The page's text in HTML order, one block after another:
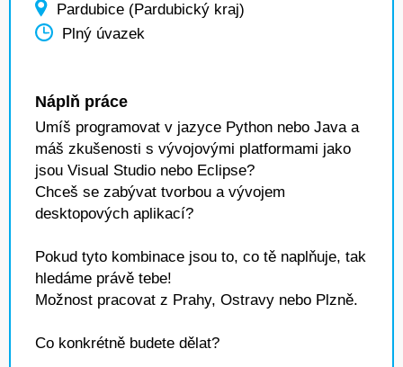
Pardubice (Pardubický kraj)
Plný úvazek
Náplň práce
Umíš programovat v jazyce Python nebo Java a
máš zkušenosti s vývojovými platformami jako
jsou Visual Studio nebo Eclipse?
Chceš se zabývat tvorbou a vývojem
desktopových aplikací?
Pokud tyto kombinace jsou to, co tě naplňuje, tak
hledáme právě tebe!
Možnost pracovat z Prahy, Ostravy nebo Plzně.
Co konkrétně budete dělat?